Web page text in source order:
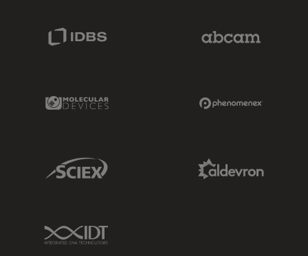
Molecular Devices Link
Sciex Link
IDT Link